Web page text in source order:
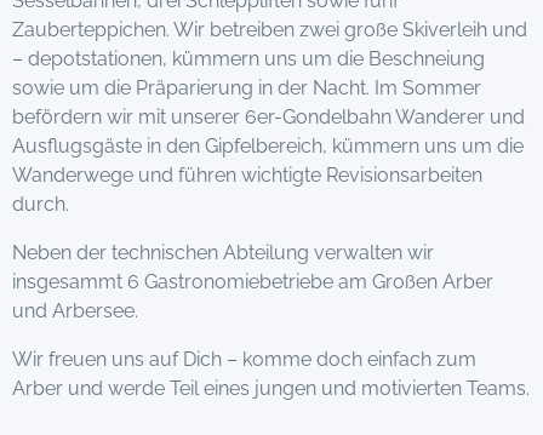
Zauberteppichen. Wir betreiben zwei große Skiverleih und
– depotstationen, kümmern uns um die Beschneiung
sowie um die Präparierung in der Nacht. Im Sommer
befördern wir mit unserer 6er-Gondelbahn Wanderer und
Ausflugsgäste in den Gipfelbereich, kümmern uns um die
Wanderwege und führen wichtigte Revisionsarbeiten
durch.
Neben der technischen Abteilung verwalten wir
insgesammt 6 Gastronomiebetriebe am Großen Arber
und Arbersee.
Wir freuen uns auf Dich – komme doch einfach zum
Arber und werde Teil eines jungen und motivierten Teams.